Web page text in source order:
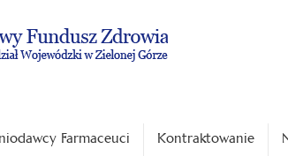
Farmaceuci Kontraktowanie